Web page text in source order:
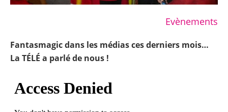
Evènements
Fantasmagic dans les médias ces derniers mois…
La TÉLÉ a parlé de nous !